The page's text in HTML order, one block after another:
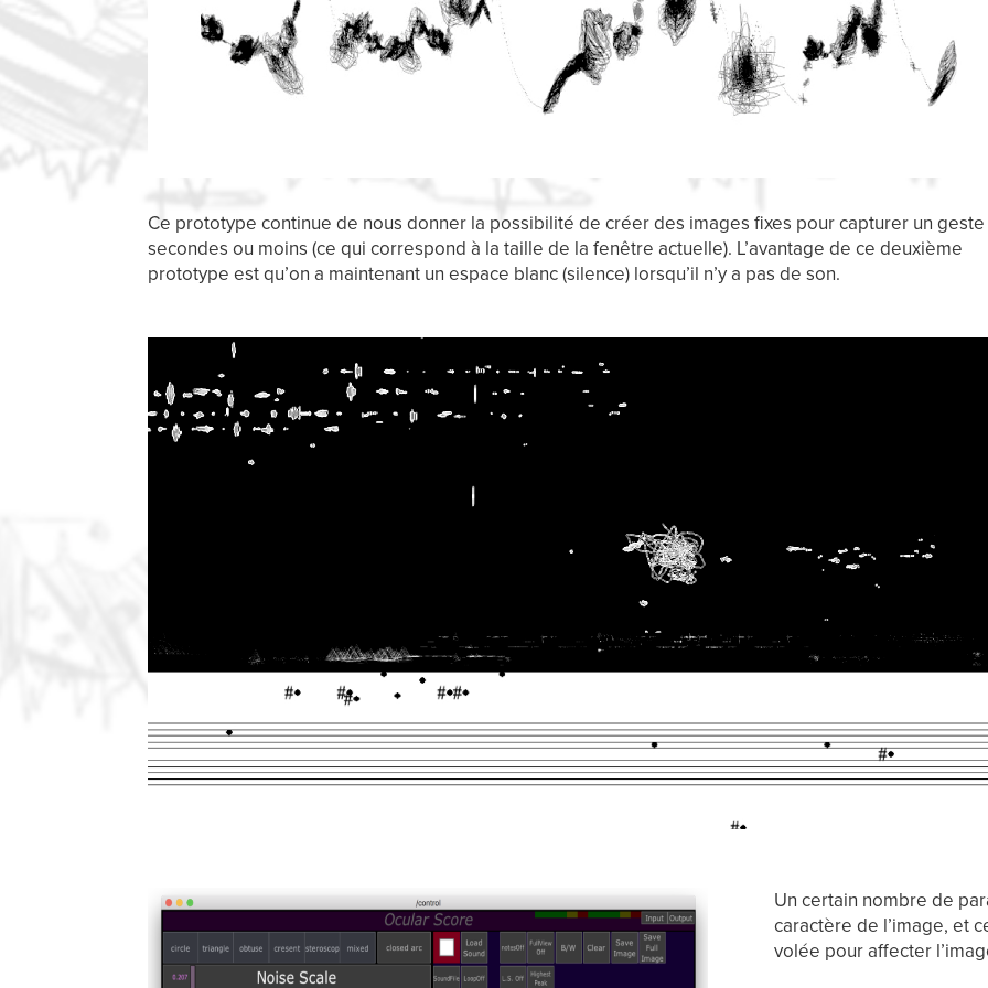
Ce prototype continue de nous donner la possibilité de créer des images fixes pour capturer un
secondes ou moins (ce qui correspond à la taille de la fenêtre actuelle). L’avantage de ce deuxième
prototype est qu’on a maintenant un espace blanc (silence) lorsqu’il n’y a pas de son.
Un certain nombre de
caractère de l’image, et
volée pour affecter